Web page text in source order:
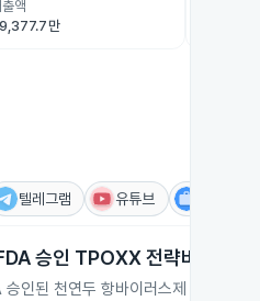
출액
만
텔레그램 유튜브
승인 TPOXX 전략비축 공급
된 천연두 항바이러스제 TPOXX를